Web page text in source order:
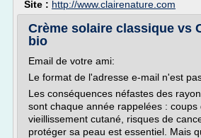
Site : http://www.clairenature.com
Crème solaire classique vs
bio
Email de votre ami:
Le format de l'adresse e-mail n'est
Les conséquences néfastes des
sont chaque année rappelées : coups
vieillissement cutané, risques de
protéger sa peau est essentiel. Mais